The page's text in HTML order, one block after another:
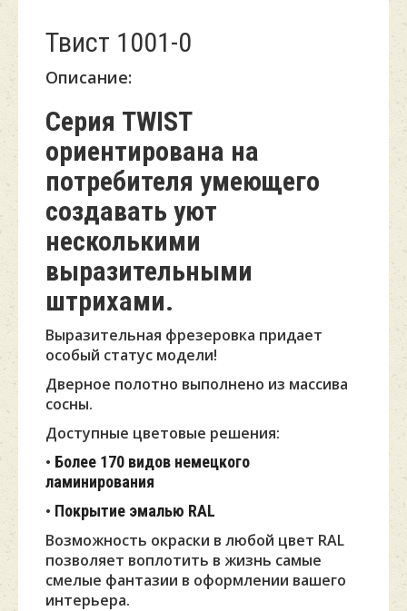
Твист 1001-0
Описание:
Серия TWIST
ориентирована на
потребителя умеющего
создавать уют
несколькими
выразительными
штрихами.
Выразительная фрезеровка придает
особый статус модели!
Дверное полотно выполнено из массива
сосны.
Доступные цветовые решения:
• Более 170 видов немецкого
ламинирования
• Покрытие эмалью RAL
Возможность окраски в любой цвет RAL
позволяет воплотить в жизнь самые
смелые фантазии в оформлении вашего
интерьера.